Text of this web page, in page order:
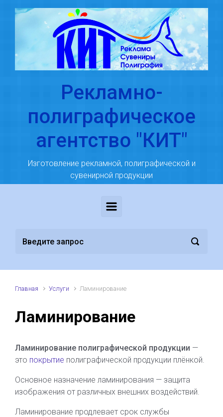
Skip to main content
Рекламно-
полиграфическое
агентство "КИТ"
Изготовление рекламной, полиграфической и
сувенирной продукции
Главная Услуги Ламинирование
Ламинирование
Ламинирование полиграфической продукции —
это покрытие полиграфической продукции плёнкой.
Основное назначение ламинирования — защита
изображения от различных внешних воздействий.
Ламинирование продлевает срок службы